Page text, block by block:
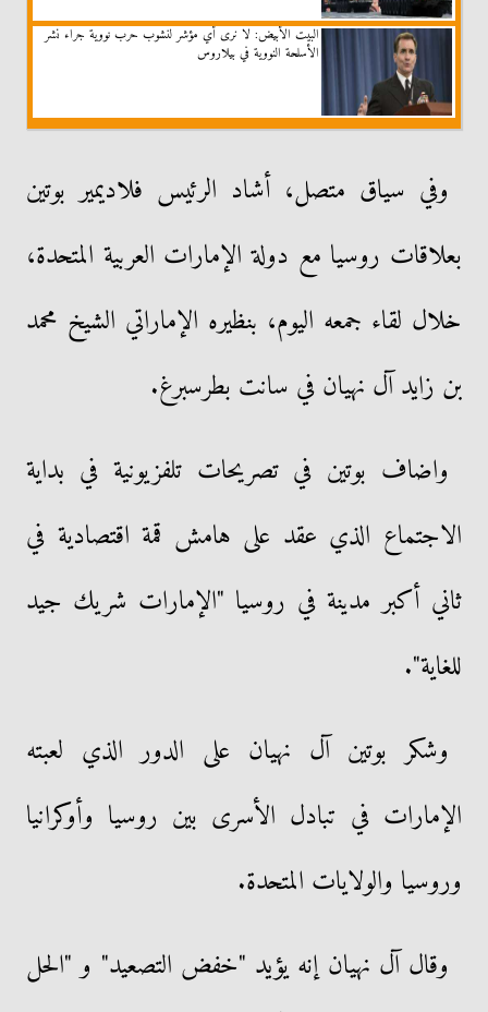
البيت الأبيض: لا نرى أي مؤشر لنشوب حرب نووية جراء نشر
الأسلحة النووية في بيلاروس
وفي سياق متصل، أشاد الرئيس فلاديمير بوتين
بعلاقات روسيا مع دولة الإمارات العربية المتحدة،
خلال لقاء جمعه اليوم، بنظيره الإماراتي الشيخ محمد
بن زايد آل نهيان في سانت بطرسبرغ.
واضاف بوتين في تصريحات تلفزيونية في بداية
الاجتماع الذي عقد على هامش قمة اقتصادية في
ثاني أكبر مدينة في روسيا "الإمارات شريك جيد
للغاية".
وشكر بوتين آل نهيان على الدور الذي لعبته
الإمارات في تبادل الأسرى بين روسيا وأوكرانيا
وروسيا والولايات المتحدة.
وقال آل نهيان إنه يؤيد "خفض التصعيد" و "الحل